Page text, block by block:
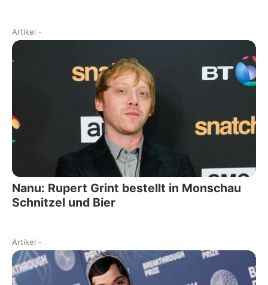
Artikel -
Nanu: Rupert Grint bestellt in Monschau
Schnitzel und Bier
Artikel -